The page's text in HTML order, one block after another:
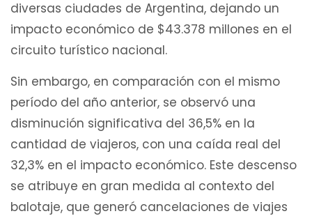
diversas ciudades de Argentina, dejando un
impacto económico de $43.378 millones en el
circuito turístico nacional.
Sin embargo, en comparación con el mismo
período del año anterior, se observó una
disminución significativa del 36,5% en la
cantidad de viajeros, con una caída real del
32,3% en el impacto económico. Este descenso
se atribuye en gran medida al contexto del
balotaje, que generó cancelaciones de viajes